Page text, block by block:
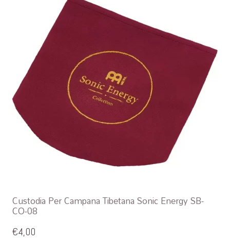
Custodia Per Campana Tibetana Sonic Energy SB-
CO-08
€4,00